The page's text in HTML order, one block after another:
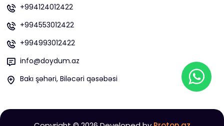
+994124012422
+994553012422
+994993012422
info@doydum.az
Bakı şəhəri, Biləcəri qəsəbəsi